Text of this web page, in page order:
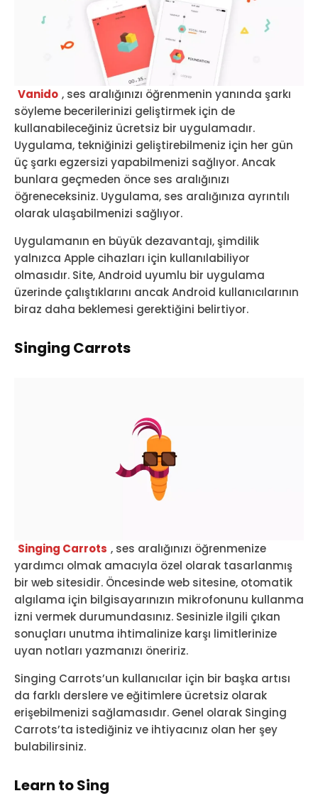
Vanido , ses aralığınızı öğrenmenin yanında şarkı
söyleme becerilerinizi geliştirmek için de
kullanabileceğiniz ücretsiz bir uygulamadır.
Uygulama, tekniğinizi geliştirebilmeniz için her gün
üç şarkı egzersizi yapabilmenizi sağlıyor. Ancak
bunlara geçmeden önce ses aralığınızı
öğreneceksiniz. Uygulama, ses aralığınıza ayrıntılı
olarak ulaşabilmenizi sağlıyor.
Uygulamanın en büyük dezavantajı, şimdilik
yalnızca Apple cihazları için kullanılabiliyor
olmasıdır. Site, Android uyumlu bir uygulama
üzerinde çalıştıklarını ancak Android kullanıcılarının
biraz daha beklemesi gerektiğini belirtiyor.
Singing Carrots
Singing Carrots , ses aralığınızı öğrenmenize
yardımcı olmak amacıyla özel olarak tasarlanmış
bir web sitesidir. Öncesinde web sitesine, otomatik
algılama için bilgisayarınızın mikrofonunu kullanma
izni vermek durumundasınız. Sesinizle ilgili çıkan
sonuçları unutma ihtimalinize karşı limitlerinize
uyan notları yazmanızı öneririz.
Singing Carrots’un kullanıcılar için bir başka artısı
da farklı derslere ve eğitimlere ücretsiz olarak
erişebilmenizi sağlamasıdır. Genel olarak Singing
Carrots’ta istediğiniz ve ihtiyacınız olan her şey
bulabilirsiniz.
Learn to Sing